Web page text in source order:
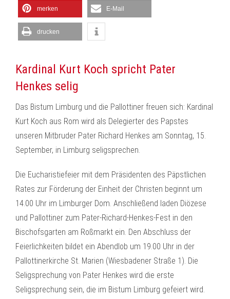
merken E-Mail
drucken
Kardinal Kurt Koch spricht Pater
Henkes selig
Das Bistum Limburg und die Pallottiner freuen sich: Kardinal
Kurt Koch aus Rom wird als Delegierter des Papstes
unseren Mitbruder Pater Richard Henkes am Sonntag, 15.
September, in Limburg seligsprechen.
Die Eucharistiefeier mit dem Präsidenten des Päpstlichen
Rates zur Förderung der Einheit der Christen beginnt um
14.00 Uhr im Limburger Dom. Anschließend laden Diözese
und Pallottiner zum Pater-Richard-Henkes-Fest in den
Bischofsgarten am Roßmarkt ein. Den Abschluss der
Feierlichkeiten bildet ein Abendlob um 19.00 Uhr in der
Pallottinerkirche St. Marien (Wiesbadener Straße 1). Die
Seligsprechung von Pater Henkes wird die erste
Seligsprechung sein, die im Bistum Limburg gefeiert wird.